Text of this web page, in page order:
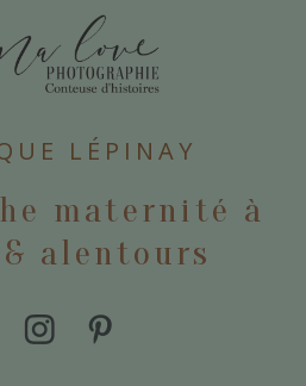
LÉPINAY
maternité à
& alentours